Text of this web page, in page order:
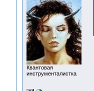
Квантовая
инструменталистка